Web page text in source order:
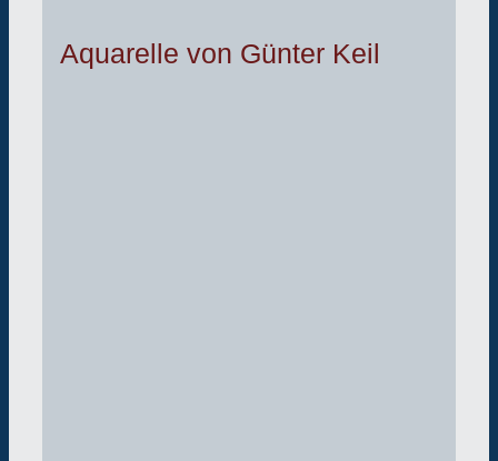
Aquarelle von Günter Keil